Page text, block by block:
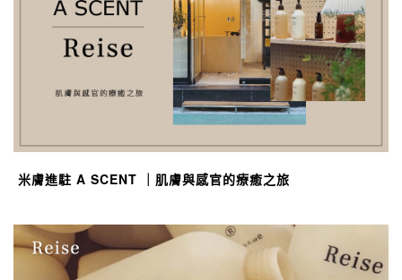
米膚進駐 A SCENT ｜肌膚與感官的療癒之旅